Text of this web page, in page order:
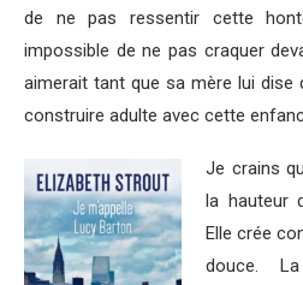
de ne pas ressentir cette
impossible de ne pas craquer
aimerait tant que sa mère lui dise
construire adulte avec cette
Je crains
la hauteur
Elle crée
douce.